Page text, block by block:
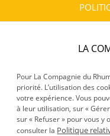
DÉCOUVERTE
Voir tous les produits
LA
Pour La Compagnie du
priorité. L’utilisation des
votre expérience. Vous
à leur utilisation, sur «
sur « Refuser » pour vous y
consulter la Politique